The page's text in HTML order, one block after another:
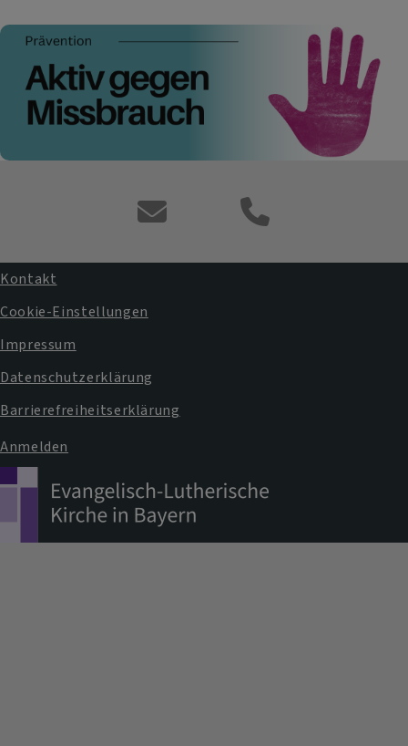
Kontaktformular
Fußbereichsmenü
Kontakt
Cookie-Einstellungen
Impressum
Datenschutzerklärung
Barrierefreiheitserklärung
Benutzermenü
Anmelden